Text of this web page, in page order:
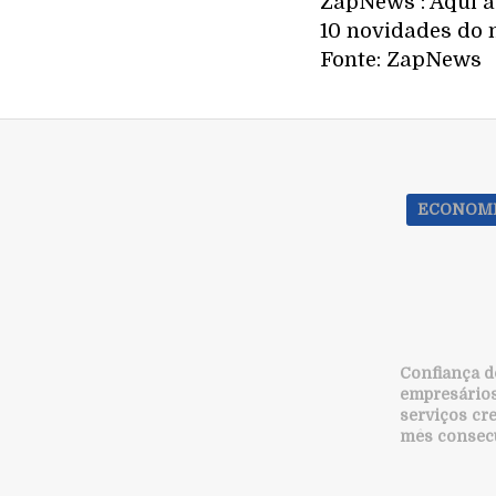
10 novidades do
Fonte: ZapNews
Confiança
serviços
mês